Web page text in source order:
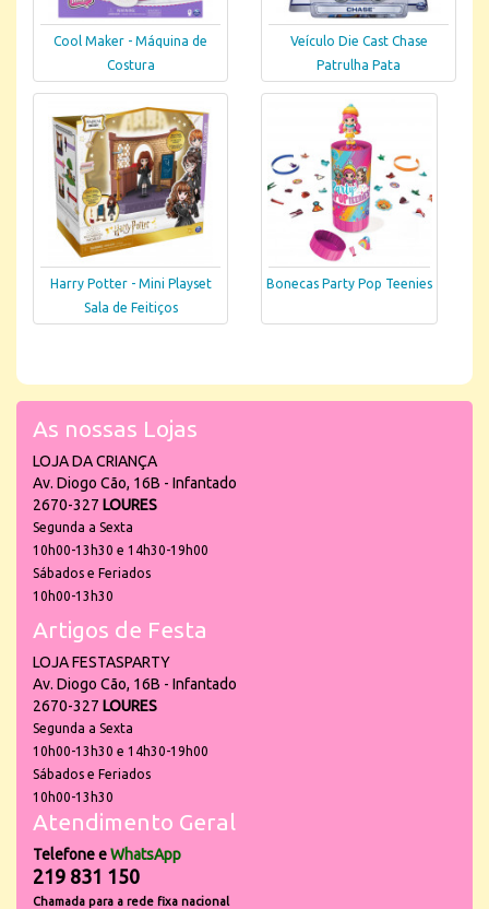
Cool Maker - Máquina de
Costura
Veículo Die Cast Chase
Patrulha Pata
Harry Potter - Mini Playset
Sala de Feitiços
Bonecas Party Pop Teenies
As nossas Lojas
LOJA DA CRIANÇA
Av. Diogo Cão, 16B - Infantado
2670-327 LOURES
Segunda a Sexta
10h00-13h30 e 14h30-19h00
Sábados e Feriados
10h00-13h30
Artigos de Festa
LOJA FESTASPARTY
Av. Diogo Cão, 16B - Infantado
2670-327 LOURES
Segunda a Sexta
10h00-13h30 e 14h30-19h00
Sábados e Feriados
10h00-13h30
Atendimento Geral
Telefone eWhatsApp
219 831 150
Chamada para a rede fixa nacional